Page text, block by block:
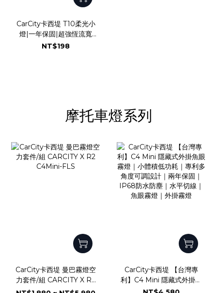
CarCity卡西堤 T10柔光小
燈|一年保固|超強恆流寬
壓|車用小燈
NT$198
摩托車燈系列
CarCity卡西堤 曼巴霧燈空
力套件/組 CARCITY X R2
C4Mini-FLS
CarCity卡西堤 【台灣專
利】C4 Mini 隱藏式外掛魚
眼霧燈｜小體積低功耗｜專